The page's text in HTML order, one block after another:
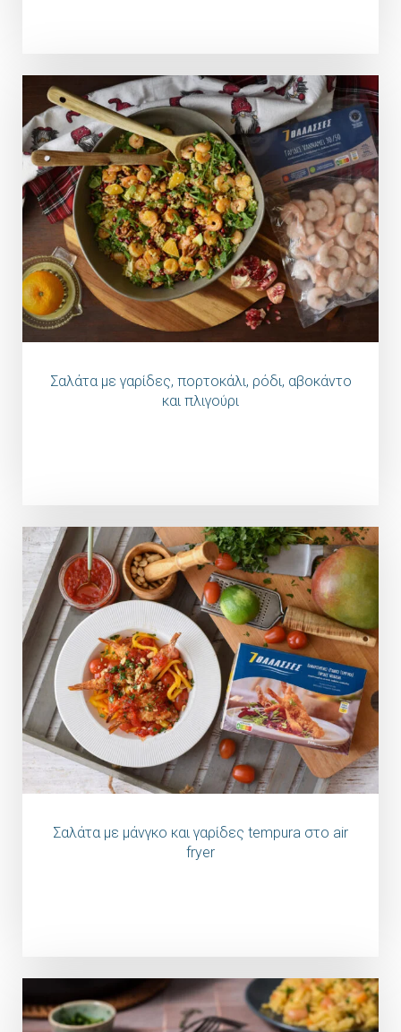
Σαλάτα με γαρίδες, πορτοκάλι, ρόδι, αβοκάντο
και πλιγούρι
Σαλάτα με μάνγκο και γαρίδες tempura στο air
fryer